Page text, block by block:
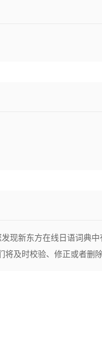
现新东方在线日语词典
及时校验、修正或者删除